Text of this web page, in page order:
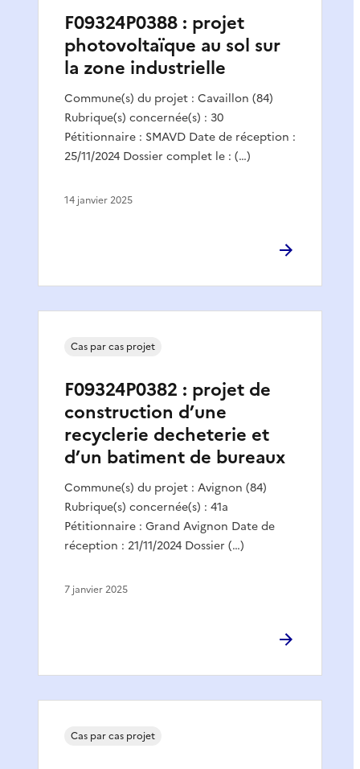
F09324P0388 : projet
photovoltaïque au sol sur
la zone industrielle
Commune(s) du projet : Cavaillon (84)
Rubrique(s) concernée(s) : 30
Pétitionnaire : SMAVD Date de réception :
25/11/2024 Dossier complet le : (…)
14 janvier 2025
F09324P0382 : projet de
construction d’une
recyclerie decheterie et
d’un batiment de bureaux
Commune(s) du projet : Avignon (84)
Rubrique(s) concernée(s) : 41a
Pétitionnaire : Grand Avignon Date de
réception : 21/11/2024 Dossier (…)
Cas par cas projet
7 janvier 2025
Cas par cas projet